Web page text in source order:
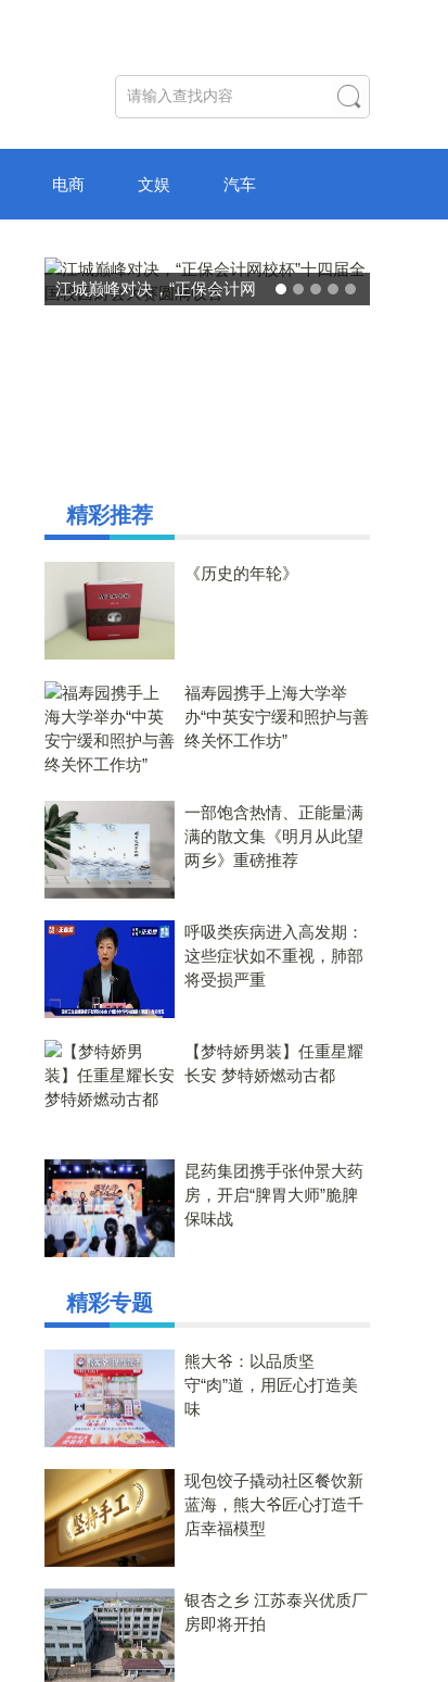
电商 文娱 汽车
破局“纸面教育”：理想树AI自
精彩推荐
《历史的年轮》
福寿园携手上海大学举
办“中英安宁缓和照护与善
终关怀工作坊”
一部饱含热情、正能量满
满的散文集《明月从此望
两乡》重磅推荐
呼吸类疾病进入高发期：
这些症状如不重视，肺部
将受损严重
【梦特娇男装】任重星耀
长安 梦特娇燃动古都
昆药集团携手张仲景大药
房，开启“脾胃大师”脆脾
保味战
精彩专题
熊大爷：以品质坚
守“肉”道，用匠心打造美
味
现包饺子撬动社区餐饮新
蓝海，熊大爷匠心打造千
店幸福模型
银杏之乡 江苏泰兴优质厂
房即将开拍